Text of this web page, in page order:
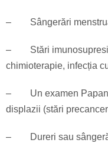
– Sângerări
–
Stări
chimioterapie, infecția
–
Un examen
displazii (stări
– Dureri sau